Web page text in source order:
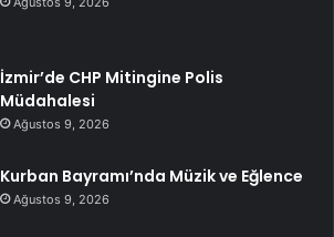
İzmir’de CHP Mitingine Polis
Müdahalesi
Ağustos 9, 2026
Kurban Bayramı’nda Müzik ve Eğlence
Ağustos 9, 2026